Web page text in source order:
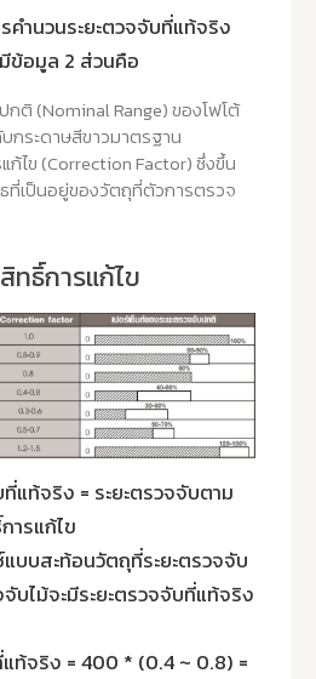
ำนวนระยะตวจจับที่แท้จริง
ข้อมูล 2 ส่วนคือ
กติ (Nominal Range) ของโฟโต้
กระดาษสีขาวมาตรฐาน
ก้ไข (Correction Factor) ซึ่งขึ้น
เป็นอยู่ของวัตถุที่ตัวการตรวจ
ทธิ์การแก้ไข
ที่แท้จริง = ระยะตรวจจับตาม
ารแก้ไข
บบสะท้อนวัตถุที่ระยะตรวจจับ
บไม้จะมีระยะตรวจจับที่แท้จริง
แท้จริง = 400 * (0.4 ~ 0.8) =